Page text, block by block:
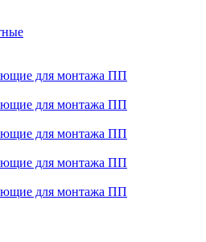
для монтажа ПП
для монтажа ПП
для монтажа ПП
для монтажа ПП
для монтажа ПП